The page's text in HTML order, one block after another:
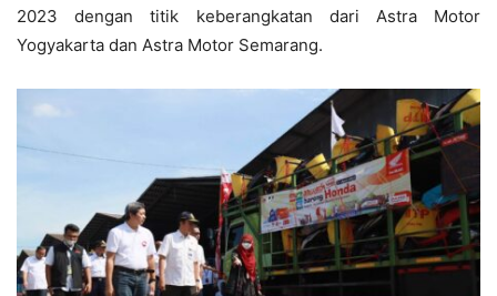
2023 dengan titik keberangkatan dari Astra Motor
Yogyakarta dan Astra Motor Semarang.